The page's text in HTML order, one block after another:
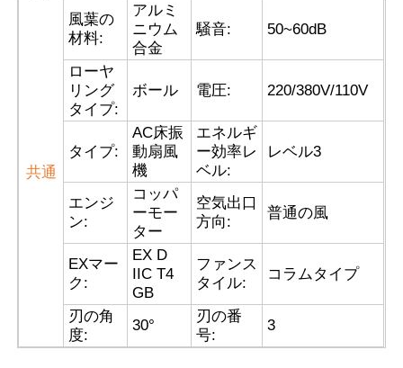
企業情報
会社案内
品質管理
お問い合わせ
見積依頼
共通
風葉の
材料:
アルミ
ニウム
合金
騒音: 50~60dB
ローヤ
リング
タイプ:
ボール 電圧: 220/380V/110V
タイプ:
AC床振
動扇風
機
エネルギ
ー効率レ
ベル:
レベル3
エンジ
ン:
コッパ
ーモー
ター
空気出口
方向:
普通の風
EXマー
ク:
EX D
IIC T4
GB
ファンス
タイル:
コラムタイプ
刃の角
度:
30°
刃の番
号:
3